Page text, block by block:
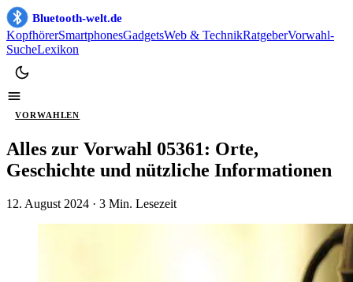
Bluetooth-welt.de
KopfhörerSmartphonesGadgetsWeb & TechnikRatgeberVorwahl-
SucheLexikon
VORWAHLEN
Alles zur Vorwahl 05361: Orte,
Geschichte und nützliche Informationen
12. August 2024 · 3 Min. Lesezeit